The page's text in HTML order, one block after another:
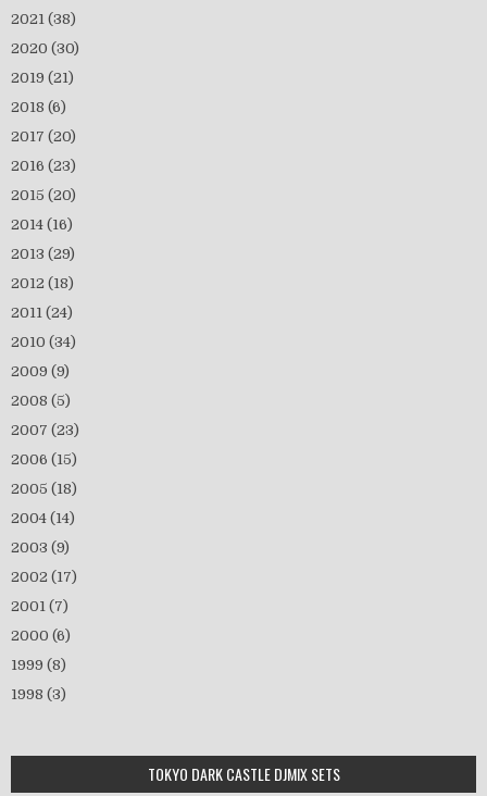
2021 (38)
2020 (30)
2019 (21)
2018 (6)
2017 (20)
2016 (23)
2015 (20)
2014 (16)
2013 (29)
2012 (18)
2011 (24)
2010 (34)
2009 (9)
2008 (5)
2007 (23)
2006 (15)
2005 (18)
2004 (14)
2003 (9)
2002 (17)
2001 (7)
2000 (6)
1999 (8)
1998 (3)
TOKYO DARK CASTLE DJMIX SETS